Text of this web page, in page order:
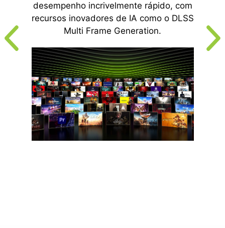
desempenho incrivelmente rápido, com
recursos inovadores de IA como o DLSS
Multi Frame Generation.